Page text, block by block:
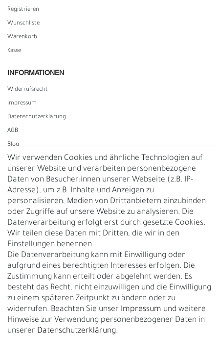
Registrieren
Wunschliste
Warenkorb
Kasse
INFORMATIONEN
Widerrufs­recht
Impressum
Daten­schutz­erklärung
AGB
Blog
Vertrag widerrufen
UNTERNEHMEN
Nachhaltigkeit
Kontakt
Über uns
Rückgabe
Gürtelgröße messen
Garantie
GESCHÄFTSKUNDEN & HÄNDLER
B2B Geschäftskunden
Wir verwenden Cookies und ähnliche Technologien auf
unserer Website und verarbeiten personenbezogene
Daten von Besucher:innen unserer Webseite (z.B. IP-
Adresse), um z.B. Inhalte und Anzeigen zu
personalisieren, Medien von Drittanbietern einzubinden
oder Zugriffe auf unsere Website zu analysieren. Die
Datenverarbeitung erfolgt erst durch gesetzte Cookies.
Wir teilen diese Daten mit Dritten, die wir in den
Einstellungen benennen.
Die Datenverarbeitung kann mit Einwilligung oder
aufgrund eines berechtigten Interesses erfolgen. Die
Zustimmung kann erteilt oder abgelehnt werden. Es
besteht das Recht, nicht einzuwilligen und die Einwilligung
zu einem späteren Zeitpunkt zu ändern oder zu
widerrufen. Beachten Sie unser Impressum und weitere
Hinweise zur Verwendung personenbezogener Daten in
unserer Daten­schutz­erklärung.